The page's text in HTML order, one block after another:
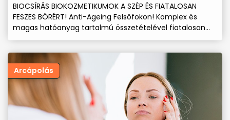
BIOCSÍRÁS BIOKOZMETIKUMOK A SZÉP ÉS FIATALOSAN
FESZES BŐRÉRT! Anti-Ageing Felsőfokon! Komplex és
magas hatóanyag tartalmú összetételével fiatalosan
feszessé teheted az arcbőröd!
Arcápolás